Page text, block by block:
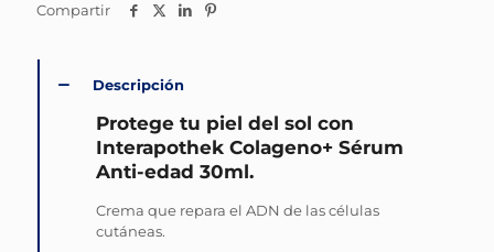
Compartir
Descripción
Protege tu piel del sol con
Interapothek Colageno+ Sérum
Anti-edad 30ml.
Crema que repara el ADN de las células
cutáneas.